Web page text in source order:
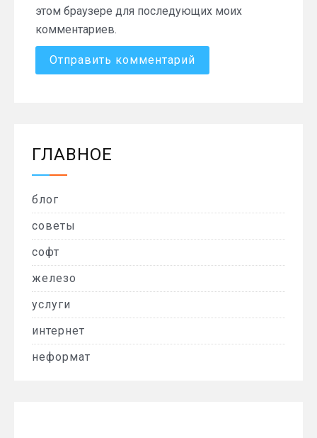
этом браузере для последующих моих
комментариев.
ГЛАВНОЕ
блог
советы
софт
железо
услуги
интернет
неформат